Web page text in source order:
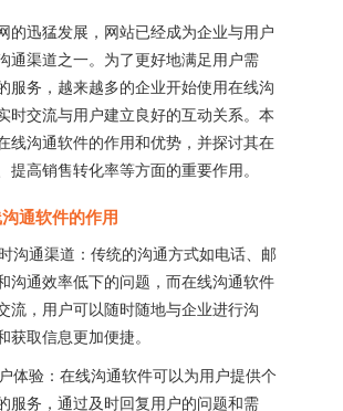
迅猛发展，网站已经成为企业与用户
通渠道之一。为了更好地满足用户需
服务，越来越多的企业开始使用在线沟
时交流与用户建立良好的互动关系。本
线沟通软件的作用和优势，并探讨其在
提高销售转化率等方面的重要作用。
通软件的作用
通渠道：传统的沟通方式如电话、邮
沟通效率低下的问题，而在线沟通软件
流，用户可以随时随地与企业进行沟
获取信息更加便捷。
验：在线沟通软件可以为用户提供个
服务，通过及时回复用户的问题和需